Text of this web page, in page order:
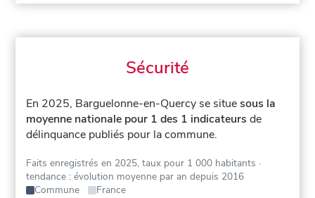
Sécurité
En 2025, Barguelonne-en-Quercy se situesous la
moyenne nationale pour 1 des 1 indicateurs de
délinquance publiés pour la commune.
Faits enregistrés en 2025, taux pour 1 000 habitants ·
tendance : évolution moyenne par an depuis 2016
Commune
France